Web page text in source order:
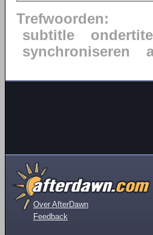
Trefwoorden:
subtitle
synchroniseren
Over AfterDawn
Feedback